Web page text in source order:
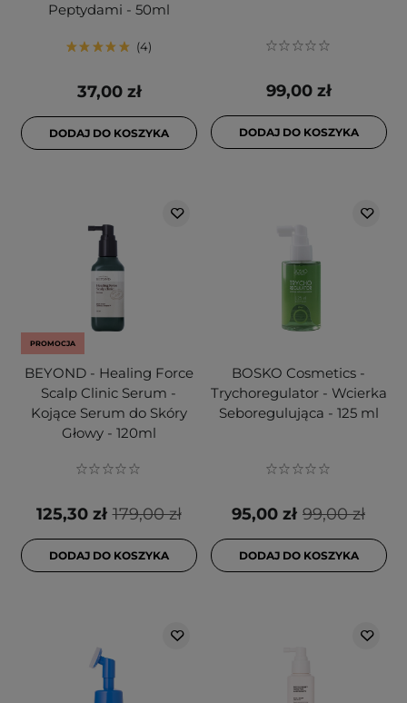
Peptydami - 50ml
4
37,00 zł
DODAJ DO KOSZYKA
99,00 zł
DODAJ DO KOSZYKA
PROMOCJA
BEYOND - Healing Force
Scalp Clinic Serum -
Kojące Serum do Skóry
Głowy - 120ml
179,00 zł
125,30 zł
DODAJ DO KOSZYKA
BOSKO Cosmetics -
Trychoregulator - Wcierka
Seboregulująca - 125 ml
99,00 zł
95,00 zł
DODAJ DO KOSZYKA